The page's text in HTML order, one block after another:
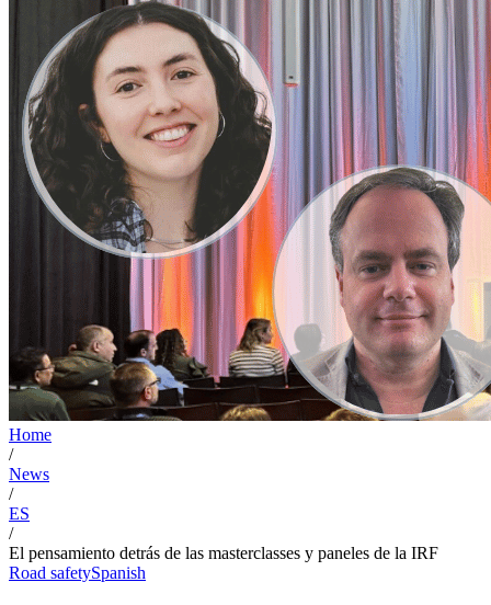
Home
/
News
/
ES
/
El pensamiento detrás de las masterclasses y paneles de la IRF
Road safetySpanish